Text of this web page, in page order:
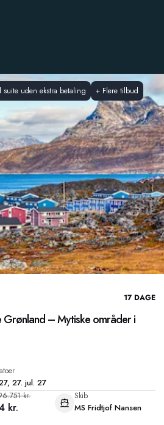
uden ekstra betaling + Flere tilbud
17 DAGE
Grønland – Mytiske områder i
27. jul. 27
kr.
kr.
Skib
MS Fridtjof Nansen